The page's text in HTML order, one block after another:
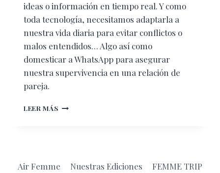
ideas o información en tiempo real. Y como
toda tecnología, necesitamos adaptarla a
nuestra vida diaria para evitar conflictos o
malos entendidos… Algo así como
domesticar a WhatsApp para asegurar
nuestra supervivencia en una relación de
pareja.
LEER MÁS WHATSAPP
RELACIÓN
Air Femme Nuestras Ediciones
FEMME TRIP